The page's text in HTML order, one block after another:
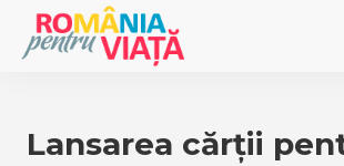
DONEAZĂ
Lansarea cărții